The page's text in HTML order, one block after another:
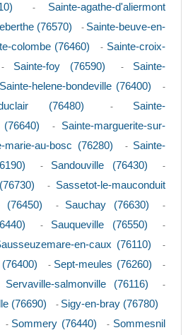
- Sainte-agathe-d'aliermont
(76570) - Sainte-beuve-en-
colombe (76460) - Sainte-croix-
Sainte-foy (76590) - Sainte-
Sainte-helene-bondeville (76400) -
duclair (76480) - Sainte-
- Sainte-marguerite-sur-
marie-au-bosc (76280) - Sainte-
- Sandouville (76430) -
- Sassetot-le-mauconduit
(76450) - Sauchay (76630) -
- Sauqueville (76550) -
en-caux (76110) -
- Sept-meules (76260) -
Servaville-salmonville (76116) -
(76690) - Sigy-en-bray (76780)
- Sommery (76440) - Sommesnil